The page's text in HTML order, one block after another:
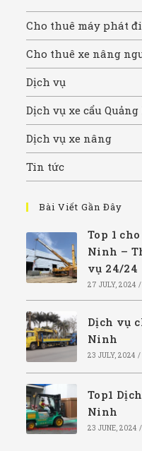
Cho thuê máy phát
Cho thuê xe nâng
Dịch vụ
Dịch vụ xe cẩu
Dịch vụ xe nâng
Tin tức
Bài Viết Gần Đây
Top 1
Ninh –
vụ 24/24
27 JULY, 2024 /
Dịch vụ
Ninh
23 JULY, 2024 /
Top1
Ninh
23 JUNE, 2024 /